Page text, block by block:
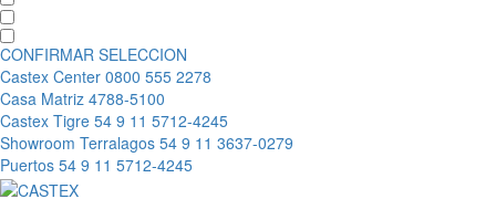
CONFIRMAR SELECCION
Castex Center 0800 555 2278
Casa Matriz 4788-5100
Castex Tigre 54 9 11 5712-4245
Showroom Terralagos 54 9 11 3637-0279
Puertos 54 9 11 5712-4245